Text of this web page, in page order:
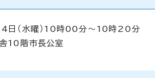
日（水曜）10時00分～10時20分
10階市長公室